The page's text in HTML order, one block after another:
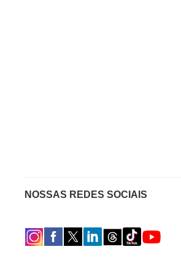
NOSSAS REDES SOCIAIS